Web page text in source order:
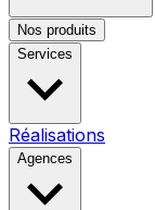
Nos produits
Services
Réalisations
Agences